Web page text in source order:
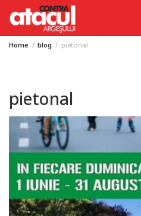
SkipHome blog pietonal
pietonal